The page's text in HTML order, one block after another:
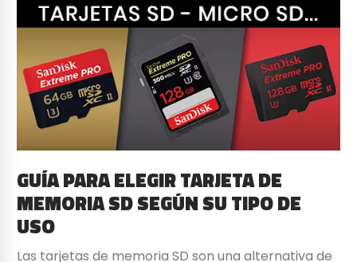
GUÍA PARA ELEGIR TARJETA DE
MEMORIA SD SEGÚN SU TIPO DE
USO
Las tarjetas de memoria SD son una alternativa de